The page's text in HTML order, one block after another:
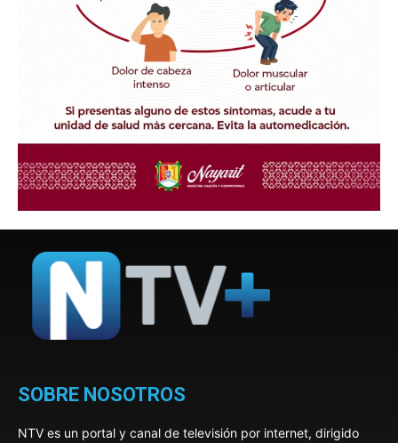
SOBRE NOSOTROS
NTV es un portal y canal de televisión por internet, dirigido